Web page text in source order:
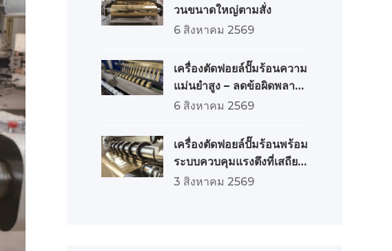
วนขนาดใหญ่ตามสั่ง
6 สิงหาคม 2569
เครื่องตัดฟอยล์ปั๊มร้อนความ
แม่นยำสูง – ลดข้อผิดพลาดใ
ห้น้อยที่สุด
6 สิงหาคม 2569
เครื่องตัดฟอยล์ปั๊มร้อนพร้อม
ระบบควบคุมแรงตึงที่เสถียร:
จากแรงตึงที่แม่นยำสู่คุณภา
3 สิงหาคม 2569